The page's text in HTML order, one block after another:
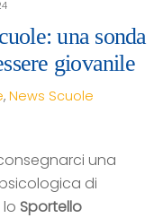
una sonda
giovanile
, News Scuole
una
di
Sportello